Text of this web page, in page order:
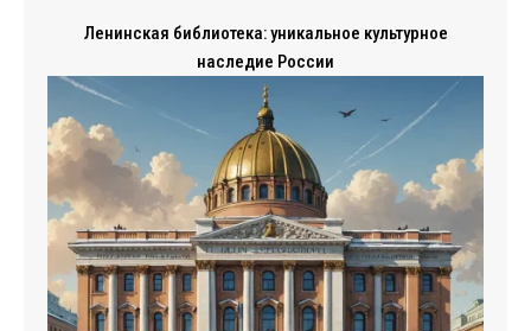
Ленинская библиотека: уникальное культурное
наследие России